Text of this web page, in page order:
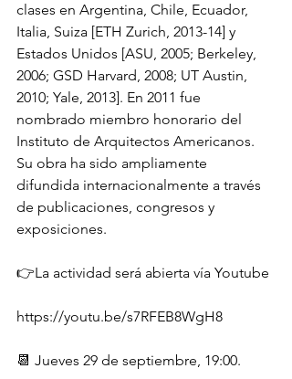
clases en Argentina, Chile, Ecuador,
Italia, Suiza [ETH Zurich, 2013-14] y
Estados Unidos [ASU, 2005; Berkeley,
2006; GSD Harvard, 2008; UT Austin,
2010; Yale, 2013]. En 2011 fue
nombrado miembro honorario del
Instituto de Arquitectos Americanos.
Su obra ha sido ampliamente
difundida internacionalmente a través
de publicaciones, congresos y
exposiciones.
👉La actividad será abierta vía Youtube
https://youtu.be/s7RFEB8WgH8
📆 Jueves 29 de septiembre, 19:00.